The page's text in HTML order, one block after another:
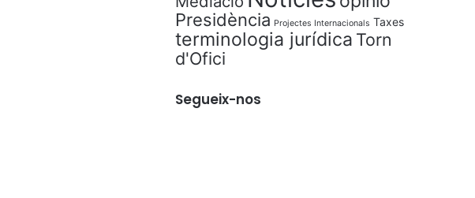
Presidència Projectes Internacionals Taxes
terminologia jurídica Torn
d'Ofici
Segueix-nos